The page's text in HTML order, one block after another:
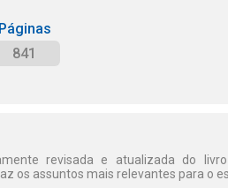
Páginas
841
revisada e atualizada do
os assuntos mais relevantes para o